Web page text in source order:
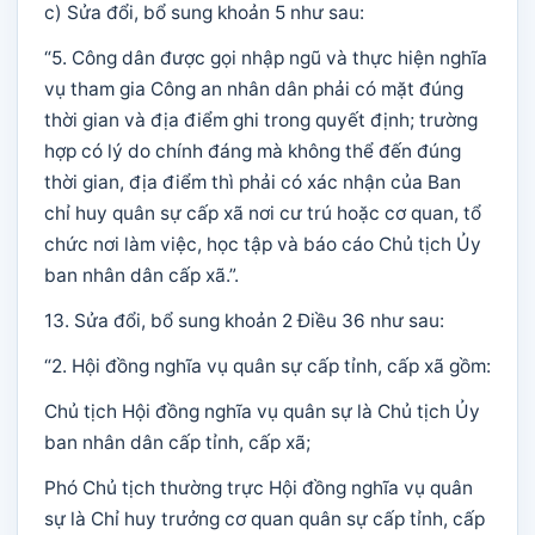
c) Sửa đổi, bổ sung khoản 5 như sau:
“5. Công dân được gọi nhập ngũ và thực hiện nghĩa
vụ tham gia Công an nhân dân phải có mặt đúng
thời gian và địa điểm ghi trong quyết định; trường
hợp có lý do chính đáng mà không thể đến đúng
thời gian, địa điểm thì phải có xác nhận của Ban
chỉ huy quân sự cấp xã nơi cư trú hoặc cơ quan, tổ
chức nơi làm việc, học tập và báo cáo Chủ tịch Ủy
ban nhân dân cấp xã.”.
13. Sửa đổi, bổ sung khoản 2 Điều 36 như sau:
“2. Hội đồng nghĩa vụ quân sự cấp tỉnh, cấp xã gồm:
Chủ tịch Hội đồng nghĩa vụ quân sự là Chủ tịch Ủy
ban nhân dân cấp tỉnh, cấp xã;
Phó Chủ tịch thường trực Hội đồng nghĩa vụ quân
sự là Chỉ huy trưởng cơ quan quân sự cấp tỉnh, cấp